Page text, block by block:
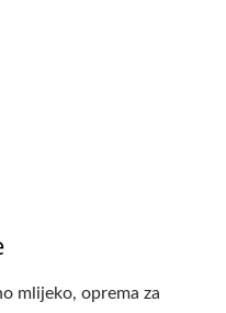
mlijeko, oprema za